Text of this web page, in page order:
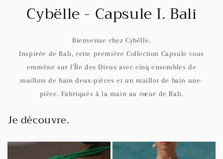
Cybëlle - Capsule I. Bali
Bienvenue chez Cybëlle.
Inspirée de Bali, cette première Collection Capsule vous
emmène sur l'Île des Dieux avec cinq ensembles de
maillots de bain deux-pièces et un maillot de bain une-
pièce. Fabriqués à la main au cœur de Bali.
Je découvre.